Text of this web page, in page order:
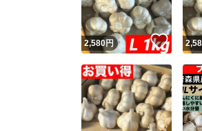
2,580円 いい